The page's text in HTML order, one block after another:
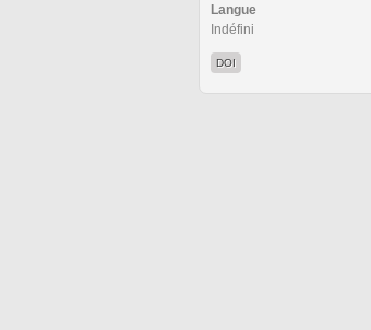
Langue
Indéfini
DOI